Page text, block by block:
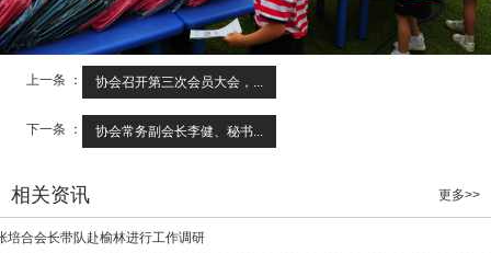
上一条 ： 协会召开第三次会员大会，...
下一条 ： 协会常务副会长李健、秘书...
相关资讯 更多>>
培合会长带队赴榆林进行工作调研